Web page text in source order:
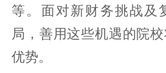
等。面对新财务挑战及
局，善用这些机遇的院
优势。